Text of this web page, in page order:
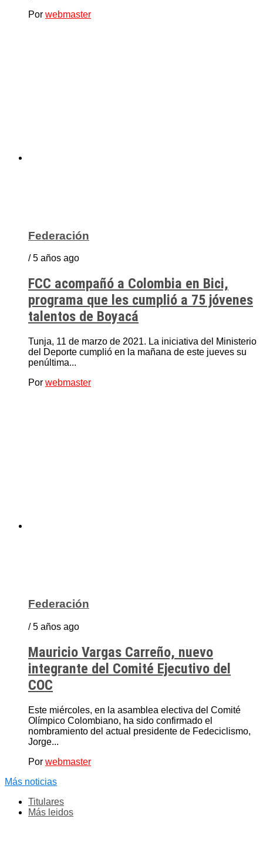
Por webmaster
Federación
/ 5 años ago
FCC acompañó a Colombia en Bici,
programa que les cumplió a 75 jóvenes
talentos de Boyacá
Tunja, 11 de marzo de 2021. La iniciativa del Ministerio
del Deporte cumplió en la mañana de este jueves su
penúltima...
Por webmaster
Federación
/ 5 años ago
Mauricio Vargas Carreño, nuevo
integrante del Comité Ejecutivo del
COC
Este miércoles, en la asamblea electiva del Comité
Olímpico Colombiano, ha sido confirmado el
nombramiento del actual presidente de Fedeciclismo,
Jorge...
Por webmaster
Más noticias
Titulares
Más leidos